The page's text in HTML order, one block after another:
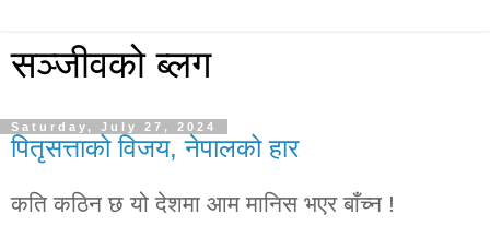
सञ्जीवको ब्लग
Saturday, July 27, 2024
पितृसत्ताको विजय, नेपालको हार
कति कठिन छ यो देशमा आम मानिस भएर बाँच्न !